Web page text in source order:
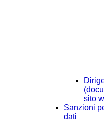
sito
Sanzioni
dati